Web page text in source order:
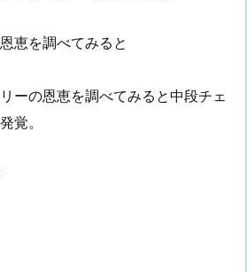
恵を調べてみると
ーの恩恵を調べてみると中段チェ
覚。